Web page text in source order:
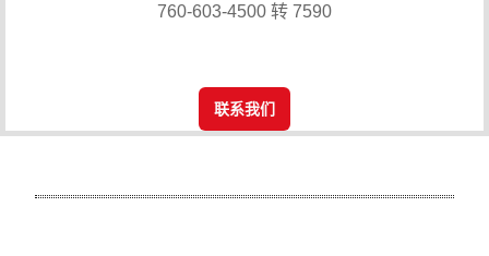
760-603-4500 转 7590
联系我们